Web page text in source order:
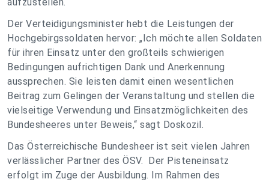
Der Verteidigungsminister hebt die Leistungen der
Hochgebirgssoldaten hervor: „Ich möchte allen Soldaten
für ihren Einsatz unter den großteils schwierigen
Bedingungen aufrichtigen Dank und Anerkennung
aussprechen. Sie leisten damit einen wesentlichen
Beitrag zum Gelingen der Veranstaltung und stellen die
vielseitige Verwendung und Einsatzmöglichkeiten des
Bundesheeres unter Beweis,“ sagt Doskozil.
Das Österreichische Bundesheer ist seit vielen Jahren
verlässlicher Partner des ÖSV. Der Pisteneinsatz
erfolgt im Zuge der Ausbildung. Im Rahmen des